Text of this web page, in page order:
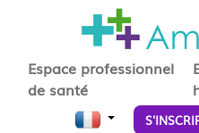
Espace professionnel
de santé